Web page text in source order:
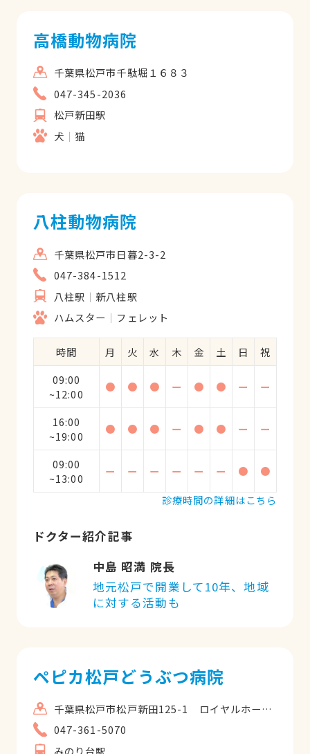
高橋動物病院
千葉県松戸市千駄堀１６８３
047-345-2036
松戸新田駅
犬
猫
八柱動物病院
千葉県松戸市日暮2-3-2
047-384-1512
八柱駅
新八柱駅
ハムスター
フェレット
時間 月 火 水 木 金 土 日
祝
09:00
~12:00
● ● ● ー ● ● ー ー
16:00
~19:00
● ● ● ー ● ● ー ー
09:00
~13:00
ー ー ー ー ー ー ●
●
診療時間の詳細はこちら
ドクター紹介記事
中島 昭満 院長
地元松戸で開業して10年、地域
に対する活動も
ペピカ松戸どうぶつ病院
千葉県松戸市松戸新田125-1 ロイヤルホームセンター松戸店内
047-361-5070
みのり台駅